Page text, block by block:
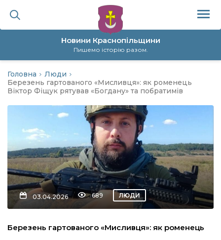
Новини Краснопільщини
Пишемо історію разом.
політика
Головна
Люди
Березень гартованого «Мисливця»: як роменець
Віктор Фіщук рятував «Богдану» та побратимів
03.04.2026 689 ЛЮДИ
Березень гартованого «Мисливця»: як роменець